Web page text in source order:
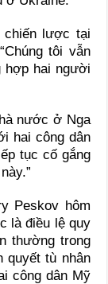
chiến lược tại
tôi vẫn
hợp hai người
nước ở Nga
hai công dân
tục cố gắng
Peskov hôm
là điều lệ quy
thường trong
quyết tù nhân
công dân Mỹ